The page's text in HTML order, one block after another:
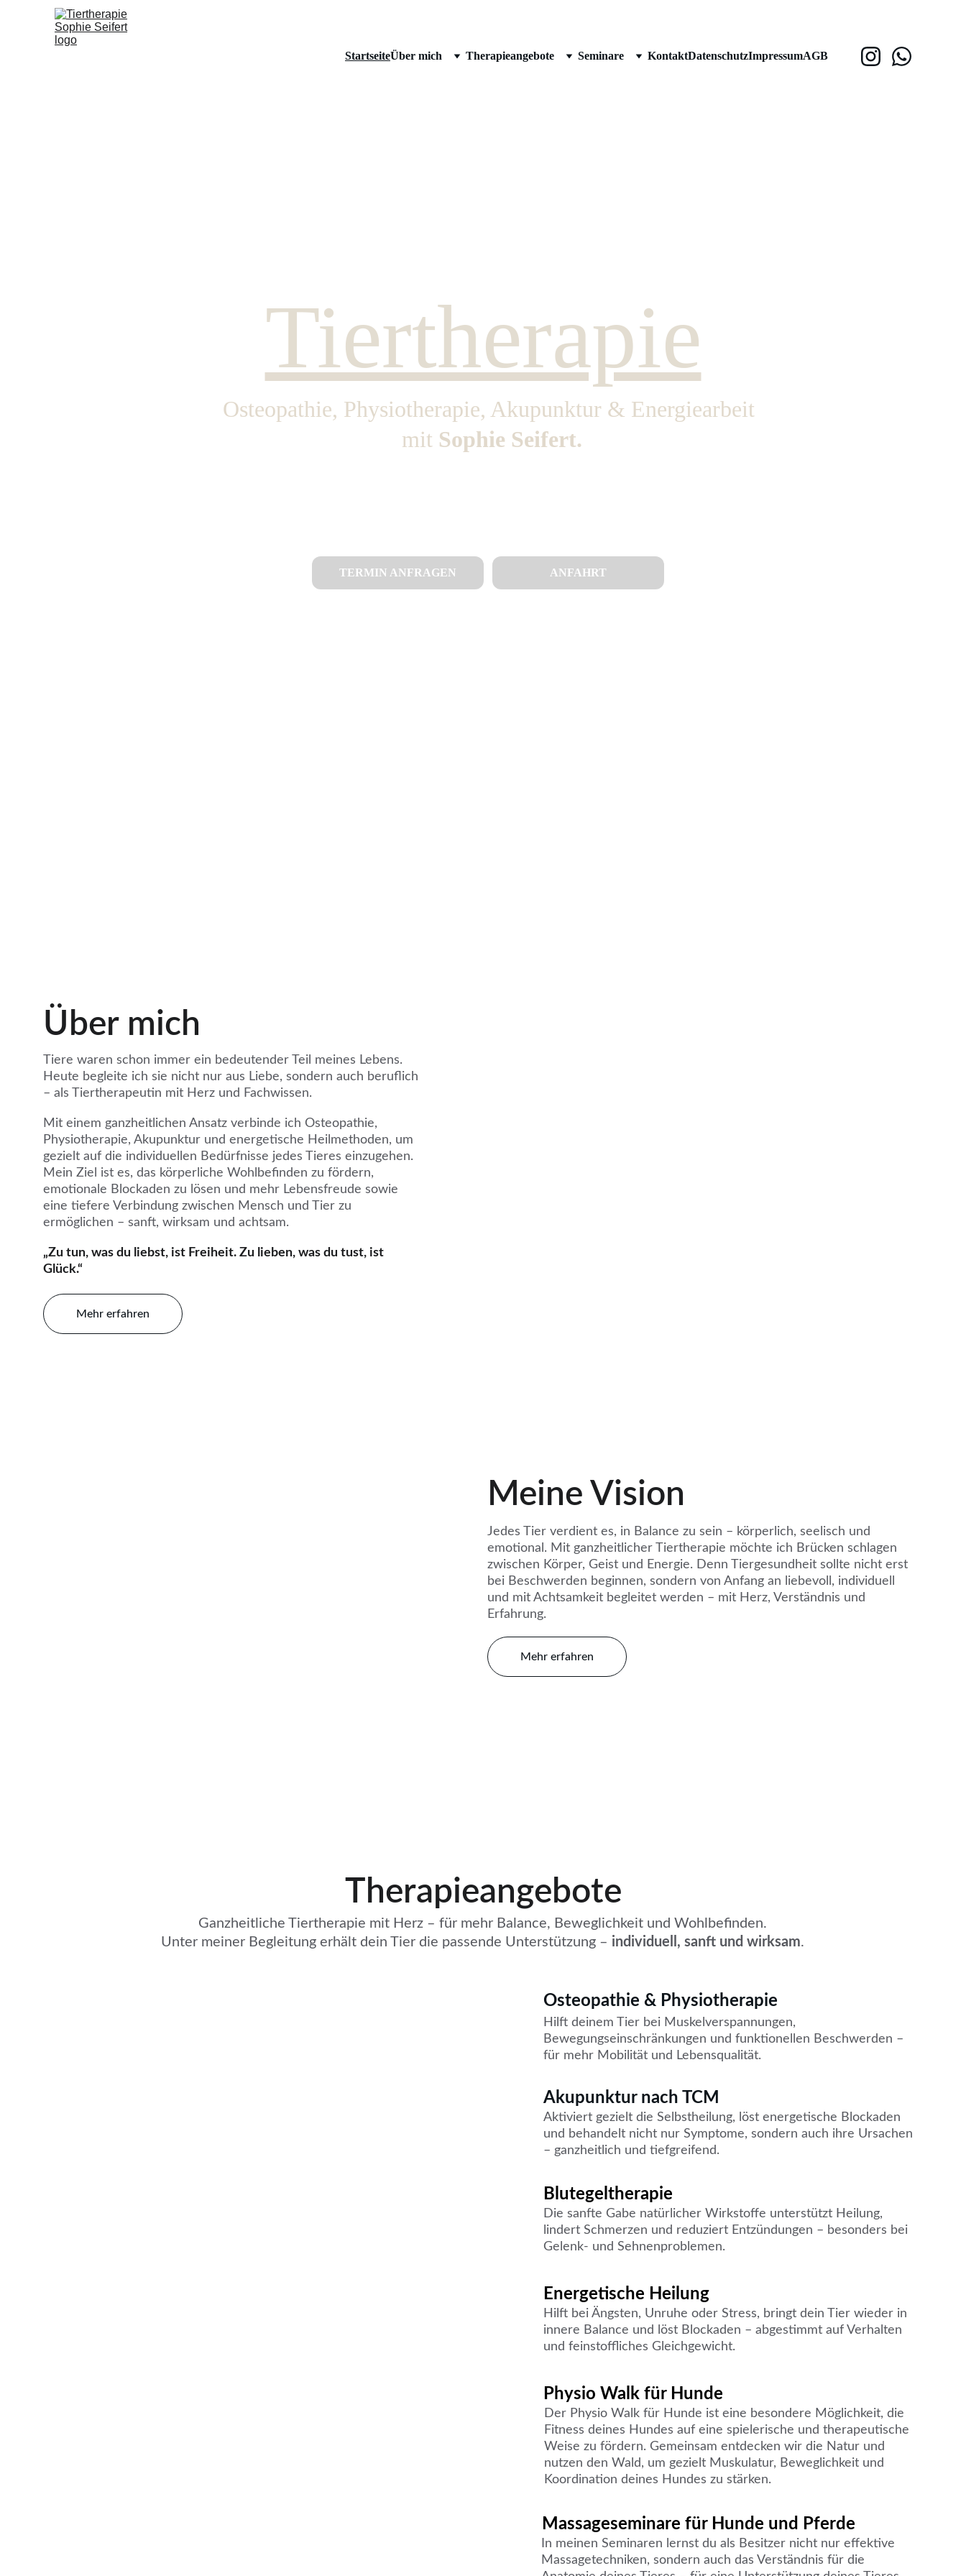
StartseiteÜber mich Therapieangebote Seminare KontaktDatenschutzImpressumAGB
Tiertherapie
Osteopathie, Physiotherapie, Akupunktur & Energiearbeit
mit Sophie Seifert.
ANFAHRT
TERMIN ANFRAGEN
Über mich
Tiere waren schon immer ein bedeutender Teil meines Lebens.
Heute begleite ich sie nicht nur aus Liebe, sondern auch beruflich
– als Tiertherapeutin mit Herz und Fachwissen.
Mit einem ganzheitlichen Ansatz verbinde ich Osteopathie,
Physiotherapie, Akupunktur und energetische Heilmethoden, um
gezielt auf die individuellen Bedürfnisse jedes Tieres einzugehen.
Mein Ziel ist es, das körperliche Wohlbefinden zu fördern,
emotionale Blockaden zu lösen und mehr Lebensfreude sowie
eine tiefere Verbindung zwischen Mensch und Tier zu
ermöglichen – sanft, wirksam und achtsam.
„Zu tun, was du liebst, ist Freiheit. Zu lieben, was du tust, ist
Glück.“
Mehr erfahren
Meine Vision
Jedes Tier verdient es, in Balance zu sein – körperlich, seelisch und
emotional. Mit ganzheitlicher Tiertherapie möchte ich Brücken schlagen
zwischen Körper, Geist und Energie. Denn Tiergesundheit sollte nicht erst
bei Beschwerden beginnen, sondern von Anfang an liebevoll, individuell
und mit Achtsamkeit begleitet werden – mit Herz, Verständnis und
Erfahrung.
Mehr erfahren
Therapieangebote
Ganzheitliche Tiertherapie mit Herz – für mehr Balance, Beweglichkeit und Wohlbefinden.
Unter meiner Begleitung erhält dein Tier die passende Unterstützung – individuell, sanft und wirksam.
Osteopathie & Physiotherapie
Hilft deinem Tier bei Muskelverspannungen,
Bewegungseinschränkungen und funktionellen Beschwerden –
für mehr Mobilität und Lebensqualität.
Akupunktur nach TCM
Aktiviert gezielt die Selbstheilung, löst energetische Blockaden
und behandelt nicht nur Symptome, sondern auch ihre Ursachen
– ganzheitlich und tiefgreifend.
Blutegeltherapie
Die sanfte Gabe natürlicher Wirkstoffe unterstützt Heilung,
lindert Schmerzen und reduziert Entzündungen – besonders bei
Gelenk- und Sehnenproblemen.
Energetische Heilung
Hilft bei Ängsten, Unruhe oder Stress, bringt dein Tier wieder in
innere Balance und löst Blockaden – abgestimmt auf Verhalten
und feinstoffliches Gleichgewicht.
In meinen Seminaren lernst du als Besitzer nicht nur effektive
Massagetechniken, sondern auch das Verständnis für die
Physio Walk für Hunde
Massageseminare für Hunde und Pferde
Der Physio Walk für Hunde ist eine besondere Möglichkeit, die
Fitness deines Hundes auf eine spielerische und therapeutische
Weise zu fördern. Gemeinsam entdecken wir die Natur und
nutzen den Wald, um gezielt Muskulatur, Beweglichkeit und
Koordination deines Hundes zu stärken.